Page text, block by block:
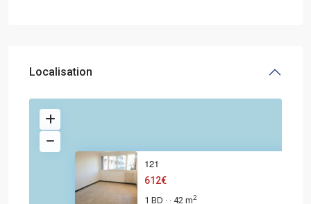
Localisation
121
612€
1 BD · · 42 m2